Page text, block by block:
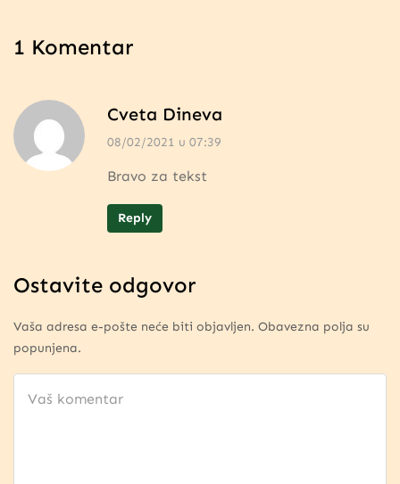
1 Komentar
Cveta Dineva
08/02/2021 u 07:39
Bravo za tekst
Reply
Ostavite odgovor
Vaša adresa e-pošte neće biti objavljen. Obavezna polja su
popunjena.